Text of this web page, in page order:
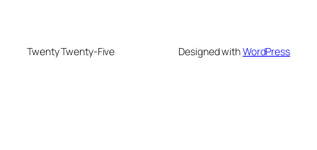
Twenty Twenty-Five Designed withWordPress